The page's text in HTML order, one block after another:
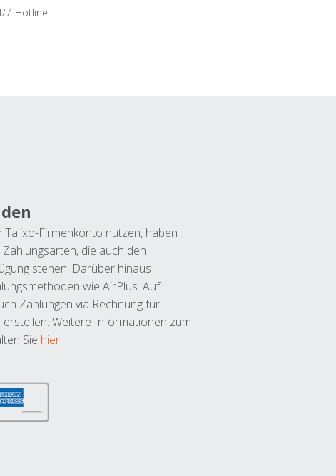
7-Hotline
Talixo-Firmenkonto nutzen, haben
die auch den
stehen. Darüber hinaus
wie AirPlus. Auf
Zahlungen via Rechnung für
Weitere Informationen zum
Sie hier.